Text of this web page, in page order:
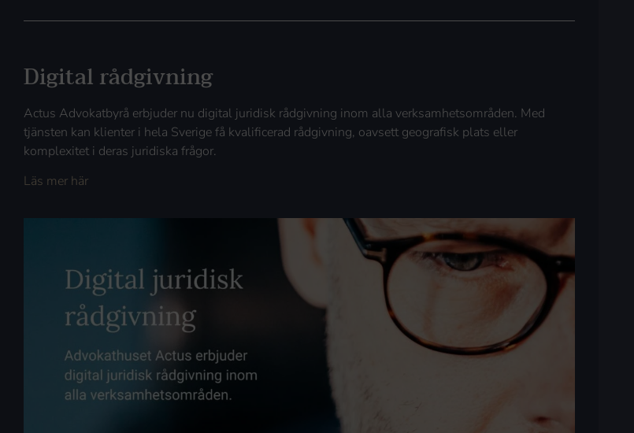
Digital rådgivning
Actus Advokatbyrå erbjuder nu digital juridisk rådgivning inom alla verksamhetsområden. Med
tjänsten kan klienter i hela Sverige få kvalificerad rådgivning, oavsett geografisk plats eller
komplexitet i deras juridiska frågor.
Läs mer här